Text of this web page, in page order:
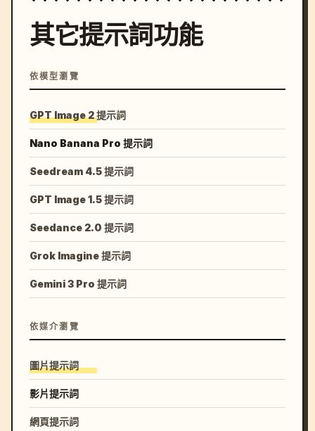
其它提示詞功能
依模型瀏覽
GPT Image 2 提示詞
Nano Banana Pro 提示詞
Seedream 4.5 提示詞
GPT Image 1.5 提示詞
Seedance 2.0 提示詞
Grok Imagine 提示詞
Gemini 3 Pro 提示詞
依媒介瀏覽
圖片提示詞
影片提示詞
網頁提示詞